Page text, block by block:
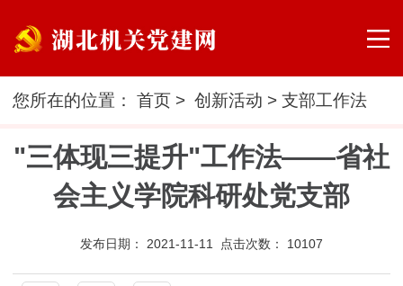
您所在的位置：首页 >创新活动 >支部工作法
"三体现三提升"工作法——省社
会主义学院科研处党支部
发布日期： 2021-11-11 点击次数： 10107